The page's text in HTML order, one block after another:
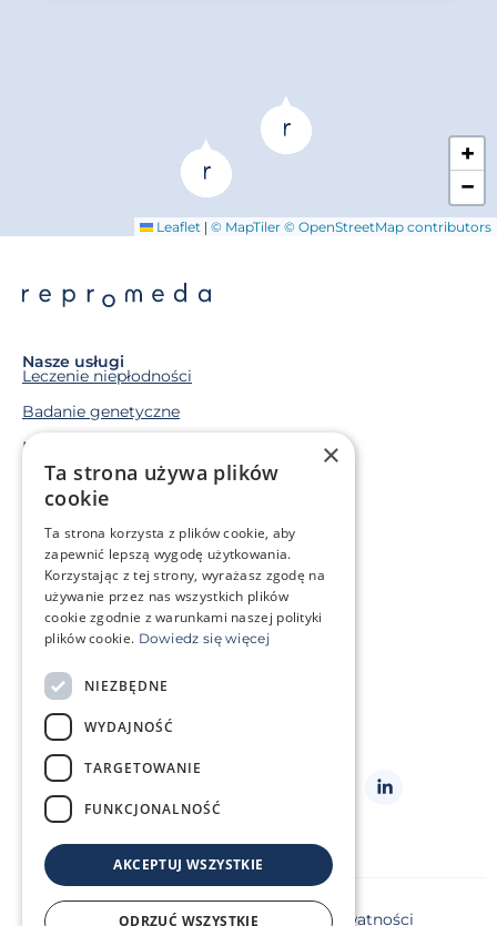
+
−
Leaflet | © MapTiler © OpenStreetMap contributors
Nasze usługi
Leczenie niepłodności
Badanie genetyczne
Macierzyństwo zastępcze
Mrożenie komórek rozrodczych
Sytuacja życiowa
Mam problem genetyczny
Leczę się onkologicznie
Strefa klienta
Słowniczek pojęć
Często zadawane pytania
Kontakt
Cennik
Obserwuj
nas
Copyright ©2026 RepromedaPolityka prywatności
×
Ta strona używa plików
cookie
Ta strona korzysta z plików cookie, aby
zapewnić lepszą wygodę użytkowania.
Korzystając z tej strony, wyrażasz zgodę na
używanie przez nas wszystkich plików
cookie zgodnie z warunkami naszej polityki
plików cookie. Dowiedz się więcej
NIEZBĘDNE
WYDAJNOŚĆ
TARGETOWANIE
FUNKCJONALNOŚĆ
AKCEPTUJ WSZYSTKIE
ODRZUĆ WSZYSTKIE